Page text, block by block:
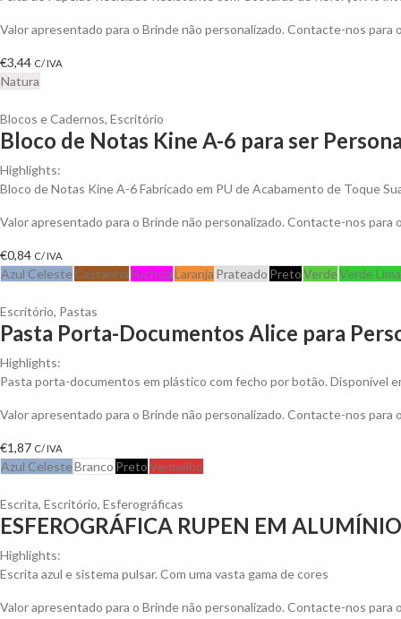
Valor apresentado para o Brinde não personalizado. Contacte-nos
€3,44 C/ IVA
Natura
Blocos e Cadernos, Escritório
Bloco de Notas Kine A-6 para ser
Highlights:
Bloco de Notas Kine A-6 Fabricado em PU de Acabamento de Toque
Valor apresentado para o Brinde não personalizado. Contacte-nos
€0,84 C/ IVA
Azul Celeste CastanhoFuchsiaLaranja Prateado PretoVerdeVerde Lima
Escritório, Pastas
Pasta Porta-Documentos Alice para
Highlights:
Pasta porta-documentos em plástico com fecho por botão. Disponível
Valor apresentado para o Brinde não personalizado. Contacte-nos
€1,87 C/ IVA
Azul CelesteBranco PretoVermelho
Escrita, Escritório, Esferográficas
ESFEROGRÁFICA RUPEN EM
Highlights:
Escrita azul e sistema pulsar. Com uma vasta gama de cores
Valor apresentado para o Brinde não personalizado. Contacte-nos